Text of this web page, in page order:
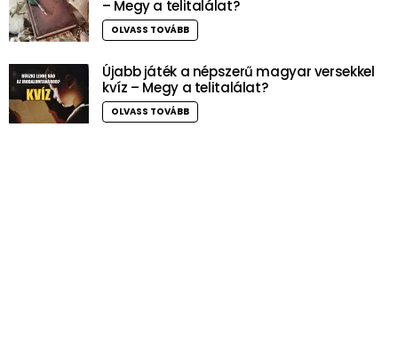
– Megy a telitalálat?
OLVASS TOVÁBB
Újabb játék a népszerű magyar versekkel
kvíz – Megy a telitalálat?
OLVASS TOVÁBB